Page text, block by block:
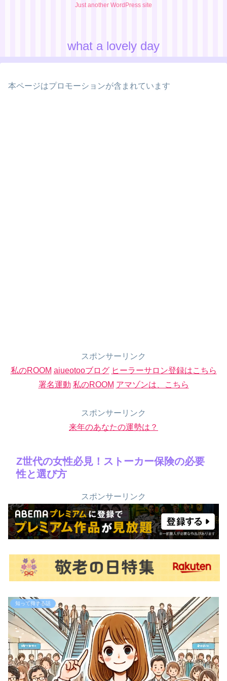
Just another WordPress site
what a lovely day
本ページはプロモーションが含まれています
スポンサーリンク
私のROOM aiueotooブログ ヒーラーサロン登録はこちら
署名運動 私のROOM アマゾンは、こちら
スポンサーリンク
来年のあなたの運勢は？
Z世代の女性必見！ストーカー保険の必要
性と選び方
スポンサーリンク
知って得する話